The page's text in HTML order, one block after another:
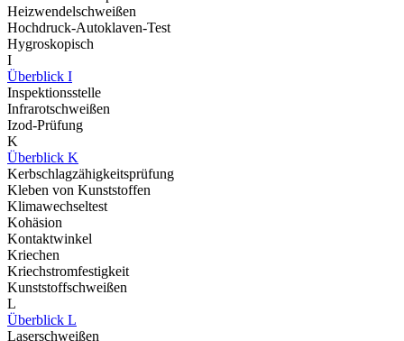
Heizwendelschweißen
Hochdruck-Autoklaven-Test
Hygroskopisch
I
Überblick I
Inspektionsstelle
Infrarotschweißen
Izod-Prüfung
K
Überblick K
Kerbschlagzähigkeitsprüfung
Kleben von Kunststoffen
Klimawechseltest
Kohäsion
Kontaktwinkel
Kriechen
Kriechstromfestigkeit
Kunststoffschweißen
L
Überblick L
Laserschweißen